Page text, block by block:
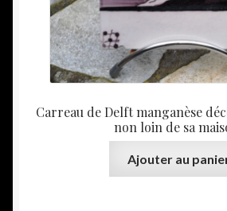
Carreau de Delft manganèse
non loin de sa
Ajouter au